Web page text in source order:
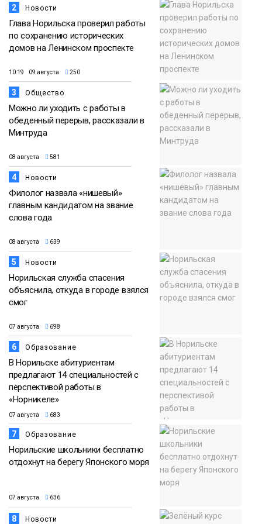
2 Новости
Глава Норильска проверил работы
по сохранению исторических
домов на Ленинском проспекте
10:19 09 августа 250
3 Общество
Можно ли уходить с работы в
обеденный перерыв, рассказали в
Минтруда
08 августа 581
4 Новости
Филолог назвала «нишевый»
главным кандидатом на звание
слова года
08 августа 639
5 Новости
Норильская служба спасения
объяснила, откуда в городе взялся
смог
07 августа 698
6 Образование
В Норильске абитуриентам
предлагают 14 специальностей с
перспективой работы в
«Норникеле»
07 августа 683
7 Образование
Норильские школьники бесплатно
отдохнут на берегу Японского моря
07 августа 636
8 Новости